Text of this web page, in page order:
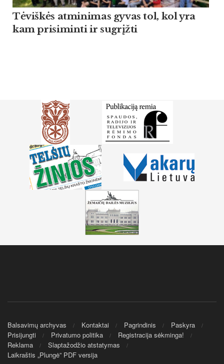
Tėviškės atminimas gyvas tol, kol yra
kam prisiminti ir sugrįžti
Balsavimų archyvas Kontaktai Pagrindinis
Paskyra
Prisijungti
Privatumo politika
Registracija sėkminga!
Reklama
Slaptažodžio atstatymas
Laikraštis „Plungė” PDF versija